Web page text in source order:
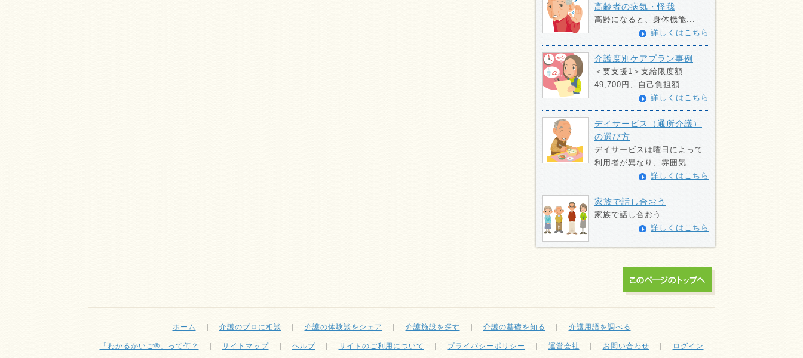
高齢者の病気・怪我
高齢になると、身体機能...
詳しくはこちら
介護度別ケアプラン事例
＜要支援1＞支給限度額
49,700円、自己負担額...
詳しくはこちら
デイサービス（通所介護）
の選び方
デイサービスは曜日によって
利用者が異なり、雰囲気...
詳しくはこちら
家族で話し合おう
家族で話し合おう...
詳しくはこちら
ホーム 介護のプロに相談 介護の体験談をシェア 介護施設を探す 介護の基礎を知る 介護用語を調べる
「わかるかいご®」って何？ サイトマップ｜ ヘルプ｜ サイトのご利用について プライバシーポリシー 運営会社 お問い合わせ ログイン